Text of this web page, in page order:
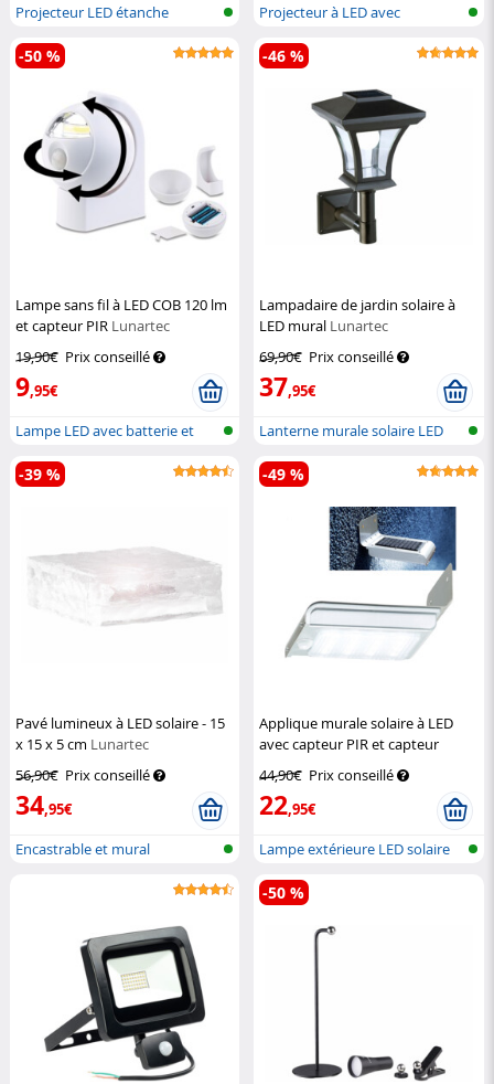
Projecteur LED étanche
(lumière du...
Projecteur à LED avec
détecteur de...
Lampe sans fil à LED COB 120 lm
et capteur PIR Lunartec
19,90€ Prix conseillé
9,95€
-50 %
Lampe LED avec batterie et
détecteu...
Lampadaire de jardin solaire à
LED mural Lunartec
69,90€ Prix conseillé
37,95€
-46 %
Lanterne murale solaire LED
pour l'...
Pavé lumineux à LED solaire - 15
x 15 x 5 cm Lunartec
56,90€ Prix conseillé
34,95€
-39 %
Encastrable et mural
Applique murale solaire à LED
avec capteur PIR et capteur
44,90€ Prix conseillé
22,95€
-49 %
Lampe extérieure LED solaire
avec c...
-50 %